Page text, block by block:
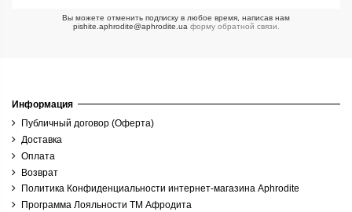
Вес
Действующее вещество
Основной компонент
Вы можете отменить подписку в любое время, написав нам
pishite.aphrodite@aphrodite.ua форму обратной связи.
Информация
Публичный договор (Оферта)
Доставка
Оплата
Возврат
Политика Конфиденциальности интернет-магазина Aphrodite
Программа Лояльности ТМ Афродита